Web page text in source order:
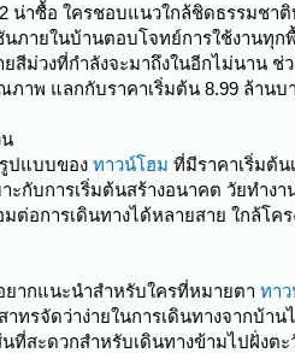
น่าซื้อ ใครชอบแนวใกล้ชิดธรรมชา
ภายในบ้านตอบโจทย์การใช้งานทุ
สีม่วงที่กำลังจะมาถึงในอีกไม่นาน
าพ แลกกับราคาเริ่มต้น 8.99 ล้านบ
รูปแบบของทาวน์โฮม ที่มีราคาเริ่มต้
ะกับการเริ่มต้นสร้างอนาคต วัยทำง
ต่อการเดินทางได้หลายสาย ใกล้โ
ยากแนะนำสำหรับใครที่หมายตาทาว
าทรจัดว่าง่ายในการเดินทางจากบ้
นที่สะดวกสำหรับเดินทางข้ามไปฝั่ง